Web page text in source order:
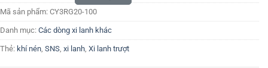
Mã sản phẩm: CY3RG20-100
Danh mục: Các dòng xi lanh khác
Thẻ: khí nén, SNS, xi lanh, Xi lanh trượt